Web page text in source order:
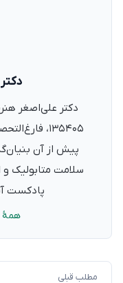
دکتر علی‌اصغر
پیش از آن
سلامت متابولیک
پادکست
همهٔ
مطلب قبلی